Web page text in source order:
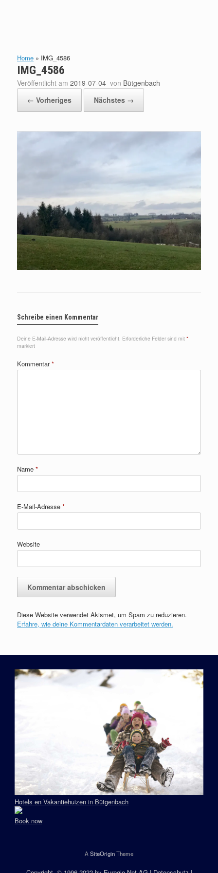
Home » IMG_4586
IMG_4586
Veröffentlicht am 2019-07-04 von Bütgenbach
← Vorheriges
Nächstes →
Schreibe einen Kommentar
Deine E-Mail-Adresse wird nicht veröffentlicht. Erforderliche Felder sind mit *
markiert
Kommentar*
Name *
E-Mail-Adresse *
Website
Diese Website verwendet Akismet, um Spam zu reduzieren.
Erfahre, wie deine Kommentardaten verarbeitet werden.
Hotels en Vakantiehuizen in Bütgenbach
Book now
A SiteOriginTheme